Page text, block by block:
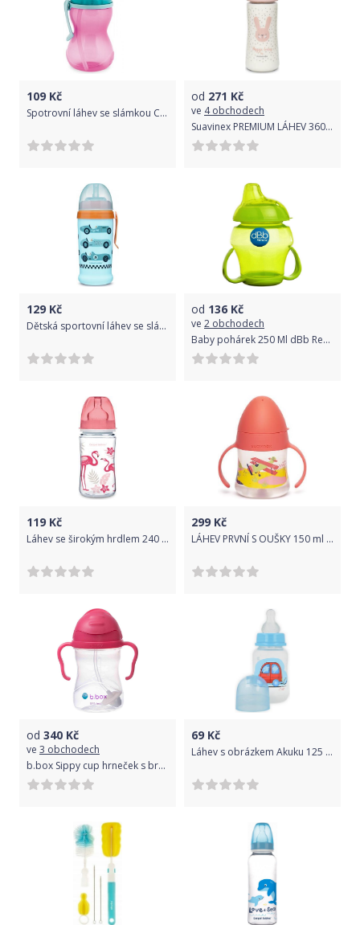
109 Kč
Spotrovní láhev se slámkou Canpol babies 56/113 růžová
od 271 Kč
ve 4 obchodech
Suavinex PREMIUM LÁHEV 360 ml L NA KAŠI HYGGE KRÁLÍK - RŮŽOVÁ
129 Kč
Dětská sportovní láhev se slámkou Canpol babies s nevylévací slámkou Auta 350 ml 56/516
od 136 Kč
ve 2 obchodech
Baby pohárek 250 Ml dBb Remond Zelená
119 Kč
Láhev se širokým hrdlem 240 ml Canpol Jungle
299 Kč
LÁHEV PRVNÍ S OUŠKY 150 ml Suavinex WANDERLUST ZELENÁ
od 340 Kč
ve 3 obchodech
b.box Sippy cup hrneček s brčkem purpurová
69 Kč
Láhev s obrázkem Akuku 125 ml modrá